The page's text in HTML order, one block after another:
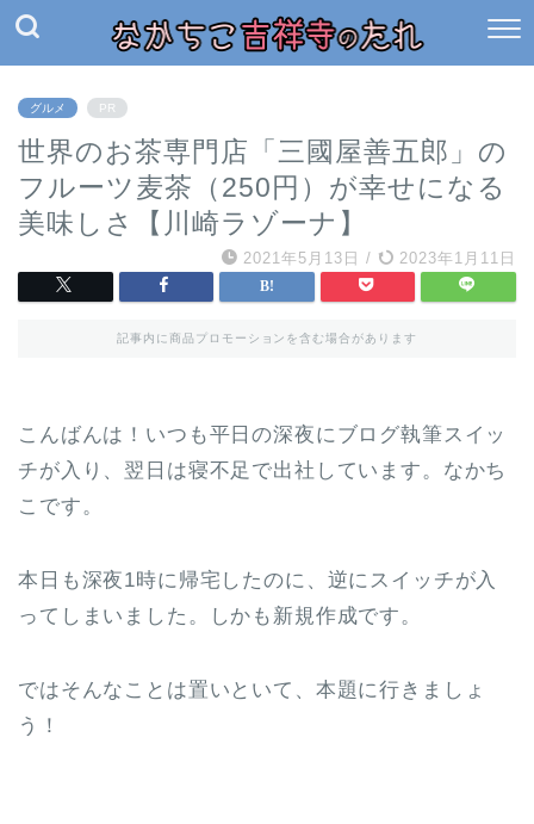
グルメ PR
世界のお茶専門店「三國屋善五郎」の
フルーツ麦茶（250円）が幸せになる
美味しさ【川崎ラゾーナ】
2021年5月13日 / 2023年1月11日
記事内に商品プロモーションを含む場合があります
こんばんは！いつも平日の深夜にブログ執筆スイッ
チが入り、翌日は寝不足で出社しています。なかち
こです。
本日も深夜1時に帰宅したのに、逆にスイッチが入
ってしまいました。しかも新規作成です。
ではそんなことは置いといて、本題に行きましょ
う！